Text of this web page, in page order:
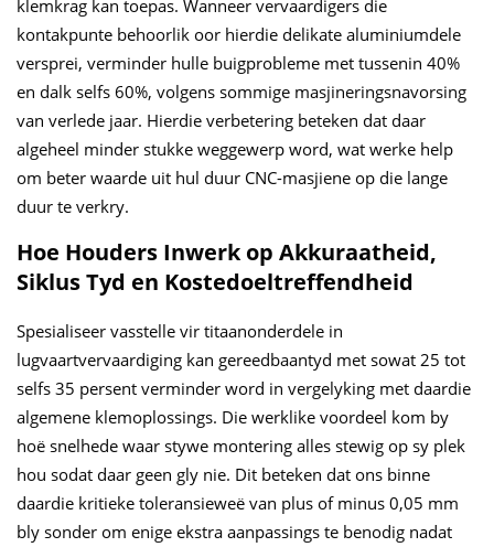
klemkrag kan toepas. Wanneer vervaardigers die
kontakpunte behoorlik oor hierdie delikate aluminiumdele
versprei, verminder hulle buigprobleme met tussenin 40%
en dalk selfs 60%, volgens sommige masjineringsnavorsing
van verlede jaar. Hierdie verbetering beteken dat daar
algeheel minder stukke weggewerp word, wat werke help
om beter waarde uit hul duur CNC-masjiene op die lange
duur te verkry.
Hoe Houders Inwerk op Akkuraatheid,
Siklus Tyd en Kostedoeltreffendheid
Spesialiseer vasstelle vir titaanonderdele in
lugvaartvervaardiging kan gereedbaantyd met sowat 25 tot
selfs 35 persent verminder word in vergelyking met daardie
algemene klemoplossings. Die werklike voordeel kom by
hoë snelhede waar stywe montering alles stewig op sy plek
hou sodat daar geen gly nie. Dit beteken dat ons binne
daardie kritieke toleransieweë van plus of minus 0,05 mm
bly sonder om enige ekstra aanpassings te benodig nadat